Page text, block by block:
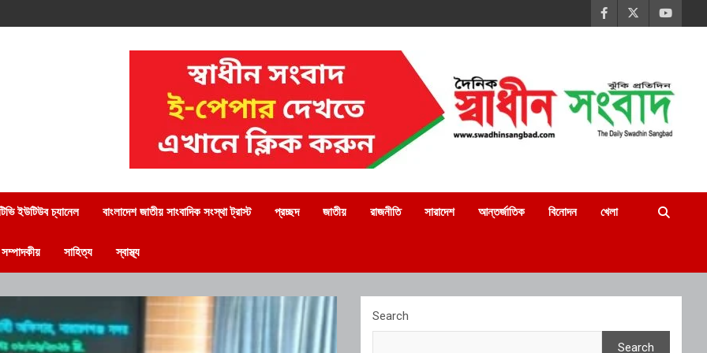
ইউটিউব চ্যানেল বাংলাদেশ জাতীয় সাংবাদিক সংস্থা ট্রাস্ট প্রচ্ছদ জাতীয় রাজনীতি সারাদেশ আন্তর্জাতিক বিনোদন খেলা
সম্পাদকীয় সাহিত্য স্বাস্থ্য
Search
Search